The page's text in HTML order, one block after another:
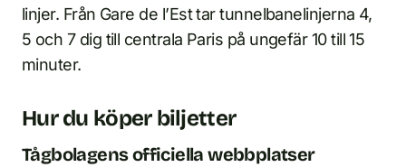
linjer. Från Gare de l’Est tar tunnelbanelinjerna 4,
5 och 7 dig till centrala Paris på ungefär 10 till 15
minuter.
Hur du köper biljetter
Tågbolagens officiella webbplatser